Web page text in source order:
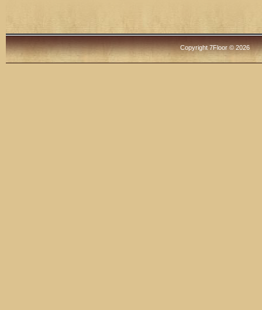
Copyright 7Floor © 2026